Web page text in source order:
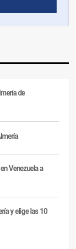
de
Venezuela a
y elige las 10